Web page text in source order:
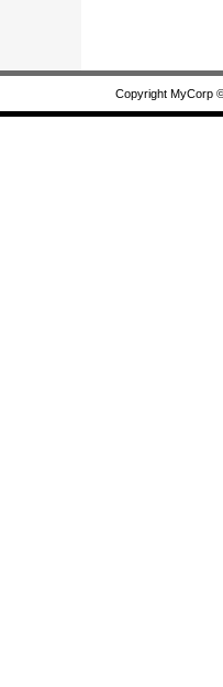
Copyright MyCorp